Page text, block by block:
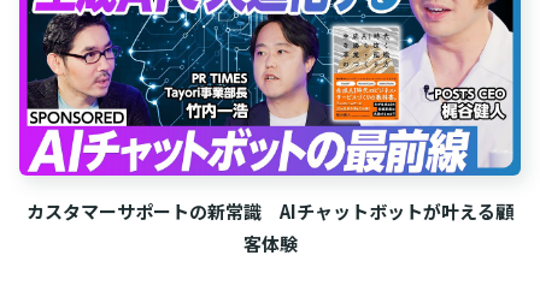
カスタマーサポートの新常識 AIチャットボットが叶える顧
客体験